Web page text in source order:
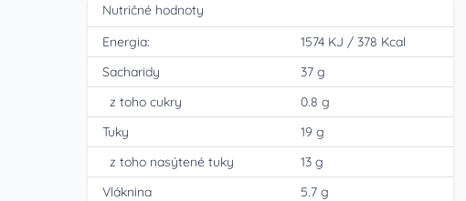
Nutričné hodnoty
Energia:
1574 KJ / 378 Kcal
Sacharidy
37 g
z toho cukry
0.8 g
Tuky
19 g
z toho nasýtené tuky
13 g
Vláknina
5.7 g